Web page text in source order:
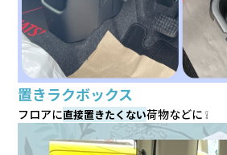
置きラクボックス
フロアに直接置きたくない荷物などに ❕